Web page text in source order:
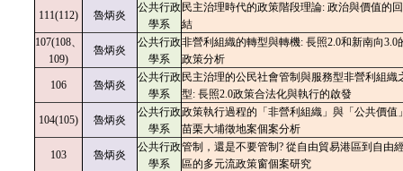
111(112) 魯炳炎
公共行政
學系
民主治理時代的政策階段理論: 政治與價值的
結
107(108、
109)
魯炳炎
公共行政
學系
非營利組織的轉型與轉機: 長照2.0和新南向3.0
政策分析
106 魯炳炎
公共行政
學系
民主治理的公民社會管制與服務型非營利組織
型: 長照2.0政策合法化與執行的啟發
104(105) 魯炳炎
公共行政
學系
政策執行過程的「非營利組織」與「公共價值
苗栗大埔徵地案個案分析
103 魯炳炎
公共行政
學系
管制，還是不要管制? 從自由貿易港區到自由
區的多元流政策窗個案研究